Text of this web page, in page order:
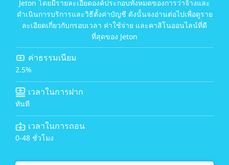
Jeton โดยมีรายละเอียดองค์ประกอบทั้งหมดของการว่าจ้างและ
ดำเนินการบริการและวิธีตั้งค่าบัญชี ดังนั้นจงอ่านต่อไปเพื่อดูราย
ละเอียดเกี่ยวกับกรอบเวลา ค่าใช้จ่าย และคาสิโนออนไลน์ที่ดี
ที่สุดของ Jeton
ค่าธรรมเนียม
2.5%
เวลาในการฝาก
ทันที
เวลาในการถอน
0-48 ชั่วโมง